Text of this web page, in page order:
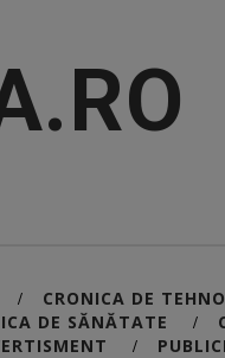
/ CRONICA DE
DE SĂNĂTATE /
/